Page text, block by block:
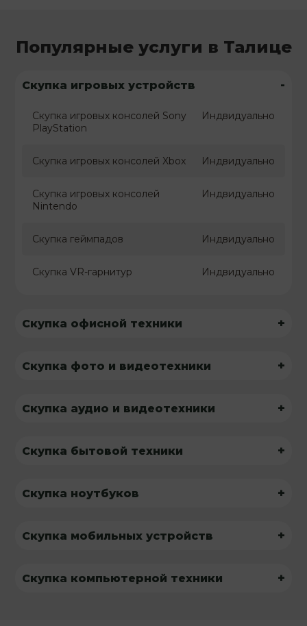
Популярные услуги в Талице
Скупка игровых устройств -
Скупка игровых консолей Sony
PlayStation
Индвидуально
Скупка игровых консолей Xbox Индвидуально
Скупка игровых консолей
Nintendo
Индвидуально
Скупка геймпадов Индвидуально
Скупка VR-гарнитур Индвидуально
Скупка офисной техники +
Скупка фото и видеотехники +
Скупка аудио и видеотехники +
Скупка бытовой техники +
Скупка ноутбуков +
Скупка мобильных устройств +
Скупка компьютерной техники +